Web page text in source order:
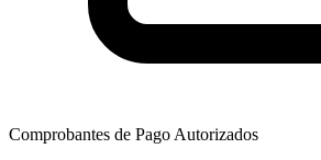
Comprobantes de Pago Autorizados